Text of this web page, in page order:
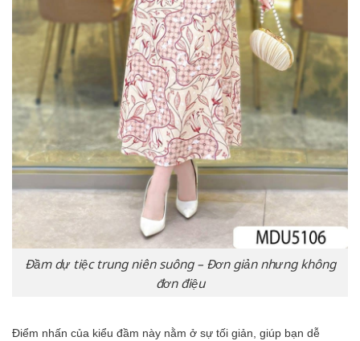
Đầm dự tiệc trung niên suông – Đơn giản nhưng không
đơn điệu
Điểm nhấn của kiểu đầm này nằm ở sự tối giản, giúp bạn dễ